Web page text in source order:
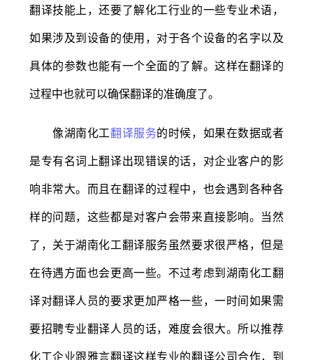
翻译技能上，还要了解化工行业的一些专业术语，
如果涉及到设备的使用，对于各个设备的名字以及
具体的参数也能有一个全面的了解。这样在翻译的
过程中也就可以确保翻译的准确度了。
像湖南化工翻译服务的时候，如果在数据或者
是专有名词上翻译出现错误的话，对企业客户的影
响非常大。而且在翻译的过程中，也会遇到各种各
样的问题，这些都是对客户会带来直接影响。当然
了，关于湖南化工翻译服务虽然要求很严格，但是
在待遇方面也会更高一些。不过考虑到湖南化工翻
译对翻译人员的要求更加严格一些，一时间如果需
要招聘专业翻译人员的话，难度会很大。所以推荐
化工企业跟雅言翻译这样专业的翻译公司合作，到